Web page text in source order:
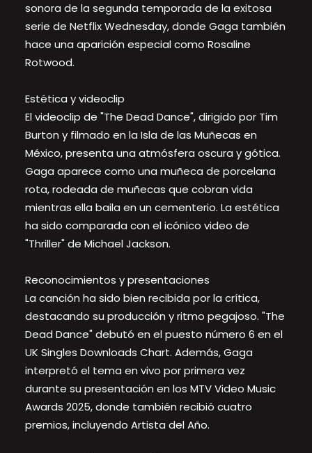
sonora de la segunda temporada de la exitosa
serie de Netflix Wednesday, donde Gaga también
hace una aparición especial como Rosaline
Rotwood.
Estética y videoclip
El videoclip de "The Dead Dance", dirigido por Tim
Burton y filmado en la Isla de las Muñecas en
México, presenta una atmósfera oscura y gótica.
Gaga aparece como una muñeca de porcelana
rota, rodeada de muñecas que cobran vida
mientras ella baila en un cementerio. La estética
ha sido comparada con el icónico video de
"Thriller" de Michael Jackson.
Reconocimientos y presentaciones
La canción ha sido bien recibida por la crítica,
destacando su producción y ritmo pegajoso. "The
Dead Dance" debutó en el puesto número 6 en el
UK Singles Downloads Chart. Además, Gaga
interpretó el tema en vivo por primera vez
durante su presentación en los MTV Video Music
Awards 2025, donde también recibió cuatro
premios, incluyendo Artista del Año.